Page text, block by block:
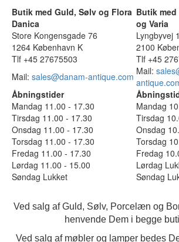
Butik med Guld, Sølv og Flora
Danica
Butik
og Varia
Store Kongensgade 76
Lyngbyvej
1264 København K
2100
Tlf +45 27675503
Tlf +45
Mail: sales@danam-antique.com Mail:
Åbningstider
Mandag 11.00 - 17.30
Mandag
Tirsdag 11.00 - 17.30
Tirsdag
Onsdag 11.00 - 17.30
Onsdag
Torsdag 11.00 - 17.30
Torsdag
Fredag 11.00 - 17.30
Fredag
Lørdag 11.00 - 15.00
Lørdag
Søndag Lukket
Søndag
Ved salg af Guld, Sølv, Porcelæn og
henvende Dem i begge
Ved salg af møbler og lamper bedes